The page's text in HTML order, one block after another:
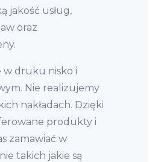
jakość usług,
oraz
w druku nisko i
Nie realizujemy
nakładach. Dzięki
produkty i
zamawiać w
takich jakie są